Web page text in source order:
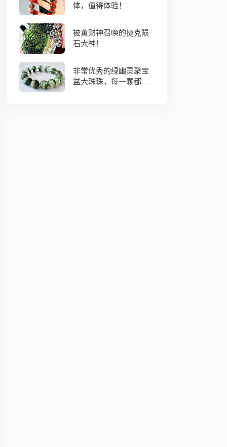
体，值得体验！
被黄财神召唤的捷克陨
石大神！
非常优秀的绿幽灵聚宝
盆大珠珠，每一颗都蕴